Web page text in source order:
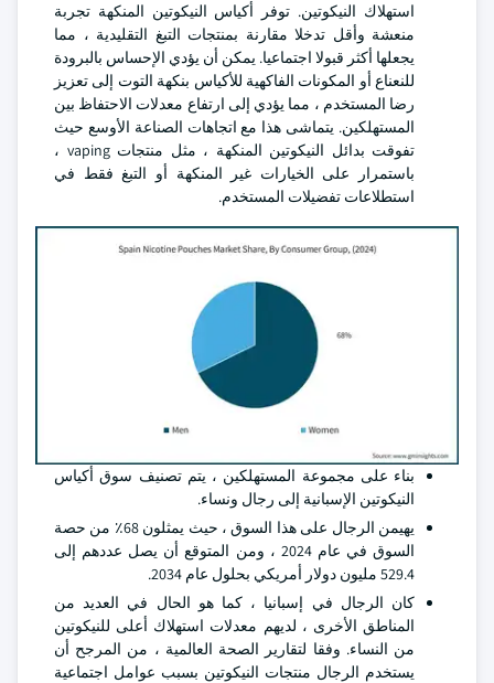
استهلاك النيكوتين. توفر أكياس النيكوتين المنكهة تجربة
منعشة وأقل تدخلا مقارنة بمنتجات التبغ التقليدية ، مما
يجعلها أكثر قبولا اجتماعيا. يمكن أن يؤدي الإحساس بالبرودة
للنعناع أو المكونات الفاكهية للأكياس بنكهة التوت إلى تعزيز
رضا المستخدم ، مما يؤدي إلى ارتفاع معدلات الاحتفاظ بين
المستهلكين. يتماشى هذا مع اتجاهات الصناعة الأوسع حيث
تفوقت بدائل النيكوتين المنكهة ، مثل منتجات vaping ،
باستمرار على الخيارات غير المنكهة أو التبغ فقط في
استطلاعات تفضيلات المستخدم.
بناء على مجموعة المستهلكين ، يتم تصنيف سوق أكياس
النيكوتين الإسبانية إلى رجال ونساء.
يهيمن الرجال على هذا السوق ، حيث يمثلون 68٪ من حصة
السوق في عام 2024 ، ومن المتوقع أن يصل عددهم إلى
529.4 مليون دولار أمريكي بحلول عام 2034.
كان الرجال في إسبانيا ، كما هو الحال في العديد من
المناطق الأخرى ، لديهم معدلات استهلاك أعلى للنيكوتين
من النساء. وفقا لتقارير الصحة العالمية ، من المرجح أن
يستخدم الرجال منتجات النيكوتين بسبب عوامل اجتماعية